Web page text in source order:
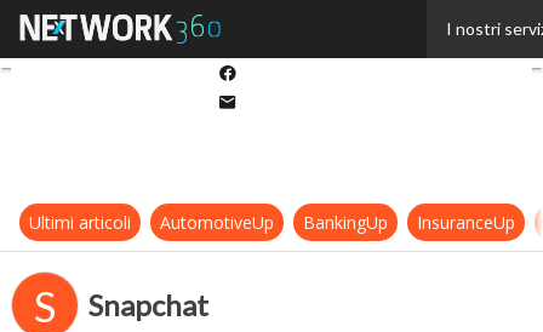
I nostri
Ultimi articoli AutomotiveUp BankingUp InsuranceUp
S Snapchat